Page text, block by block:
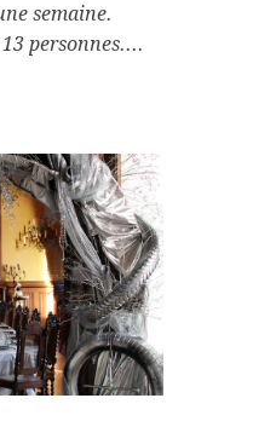
semaine.
personnes....